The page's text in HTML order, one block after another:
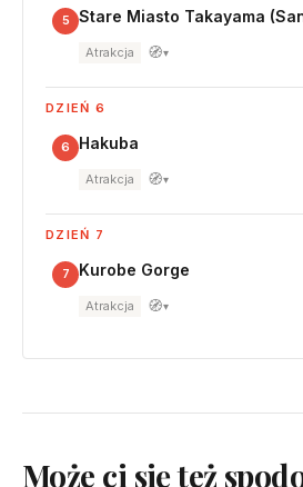
5 Stare Miasto Takayama
Atrakcja 🧭▾
DZIEŃ 6
6 Hakuba
Atrakcja 🧭▾
DZIEŃ 7
7 Kurobe Gorge
Atrakcja 🧭▾
Może ci się też